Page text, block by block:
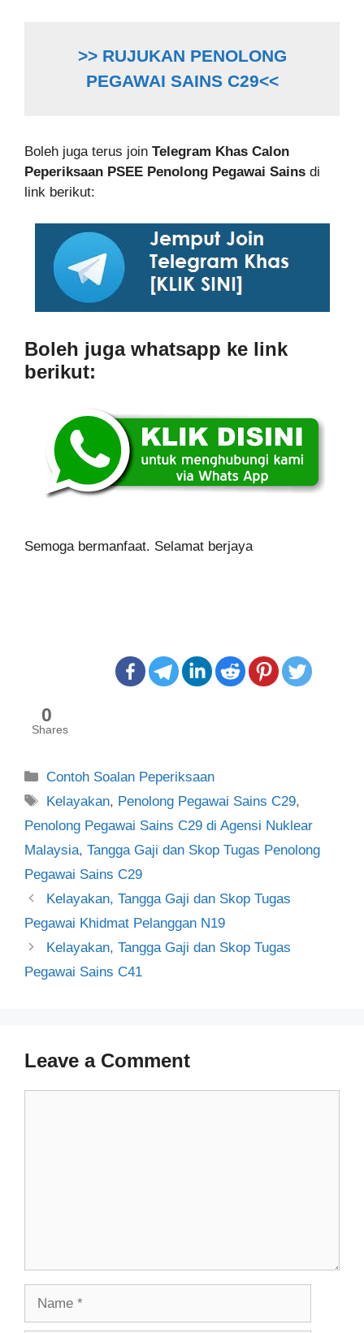
>> RUJUKAN PENOLONG
PEGAWAI SAINS C29<<
Boleh juga terus join Telegram Khas Calon
Peperiksaan PSEE Penolong Pegawai Sains di
link berikut:
Boleh juga whatsapp ke link
berikut:
Semoga bermanfaat. Selamat berjaya
0
Shares
Categories
Contoh Soalan Peperiksaan
Tags
Kelayakan, Penolong Pegawai Sains C29,
Penolong Pegawai Sains C29 di Agensi Nuklear
Malaysia, Tangga Gaji dan Skop Tugas Penolong
Pegawai Sains C29
Post
navigation
Kelayakan, Tangga Gaji dan Skop Tugas
Pegawai Khidmat Pelanggan N19
Kelayakan, Tangga Gaji dan Skop Tugas
Pegawai Sains C41
Leave a Comment